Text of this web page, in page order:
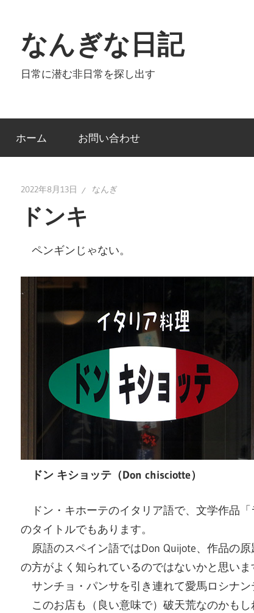
なんぎな日記
日常に潜む非日常を探し出す
ホーム お問い合わせ
2022年8月13日 なんぎ
ドンキ
ペンギンじゃない。
ドン キショッテ（Don chisciotte）
ドン・キホーテのイタリア語で、文学作品
のタイトルでもあります。
原語のスペイン語ではDon Quijote、作品の
の方がよく知られているのではないかと思いま
サンチョ・パンサを引き連れて愛馬ロシナン
このお店も（良い意味で）破天荒なのかもし